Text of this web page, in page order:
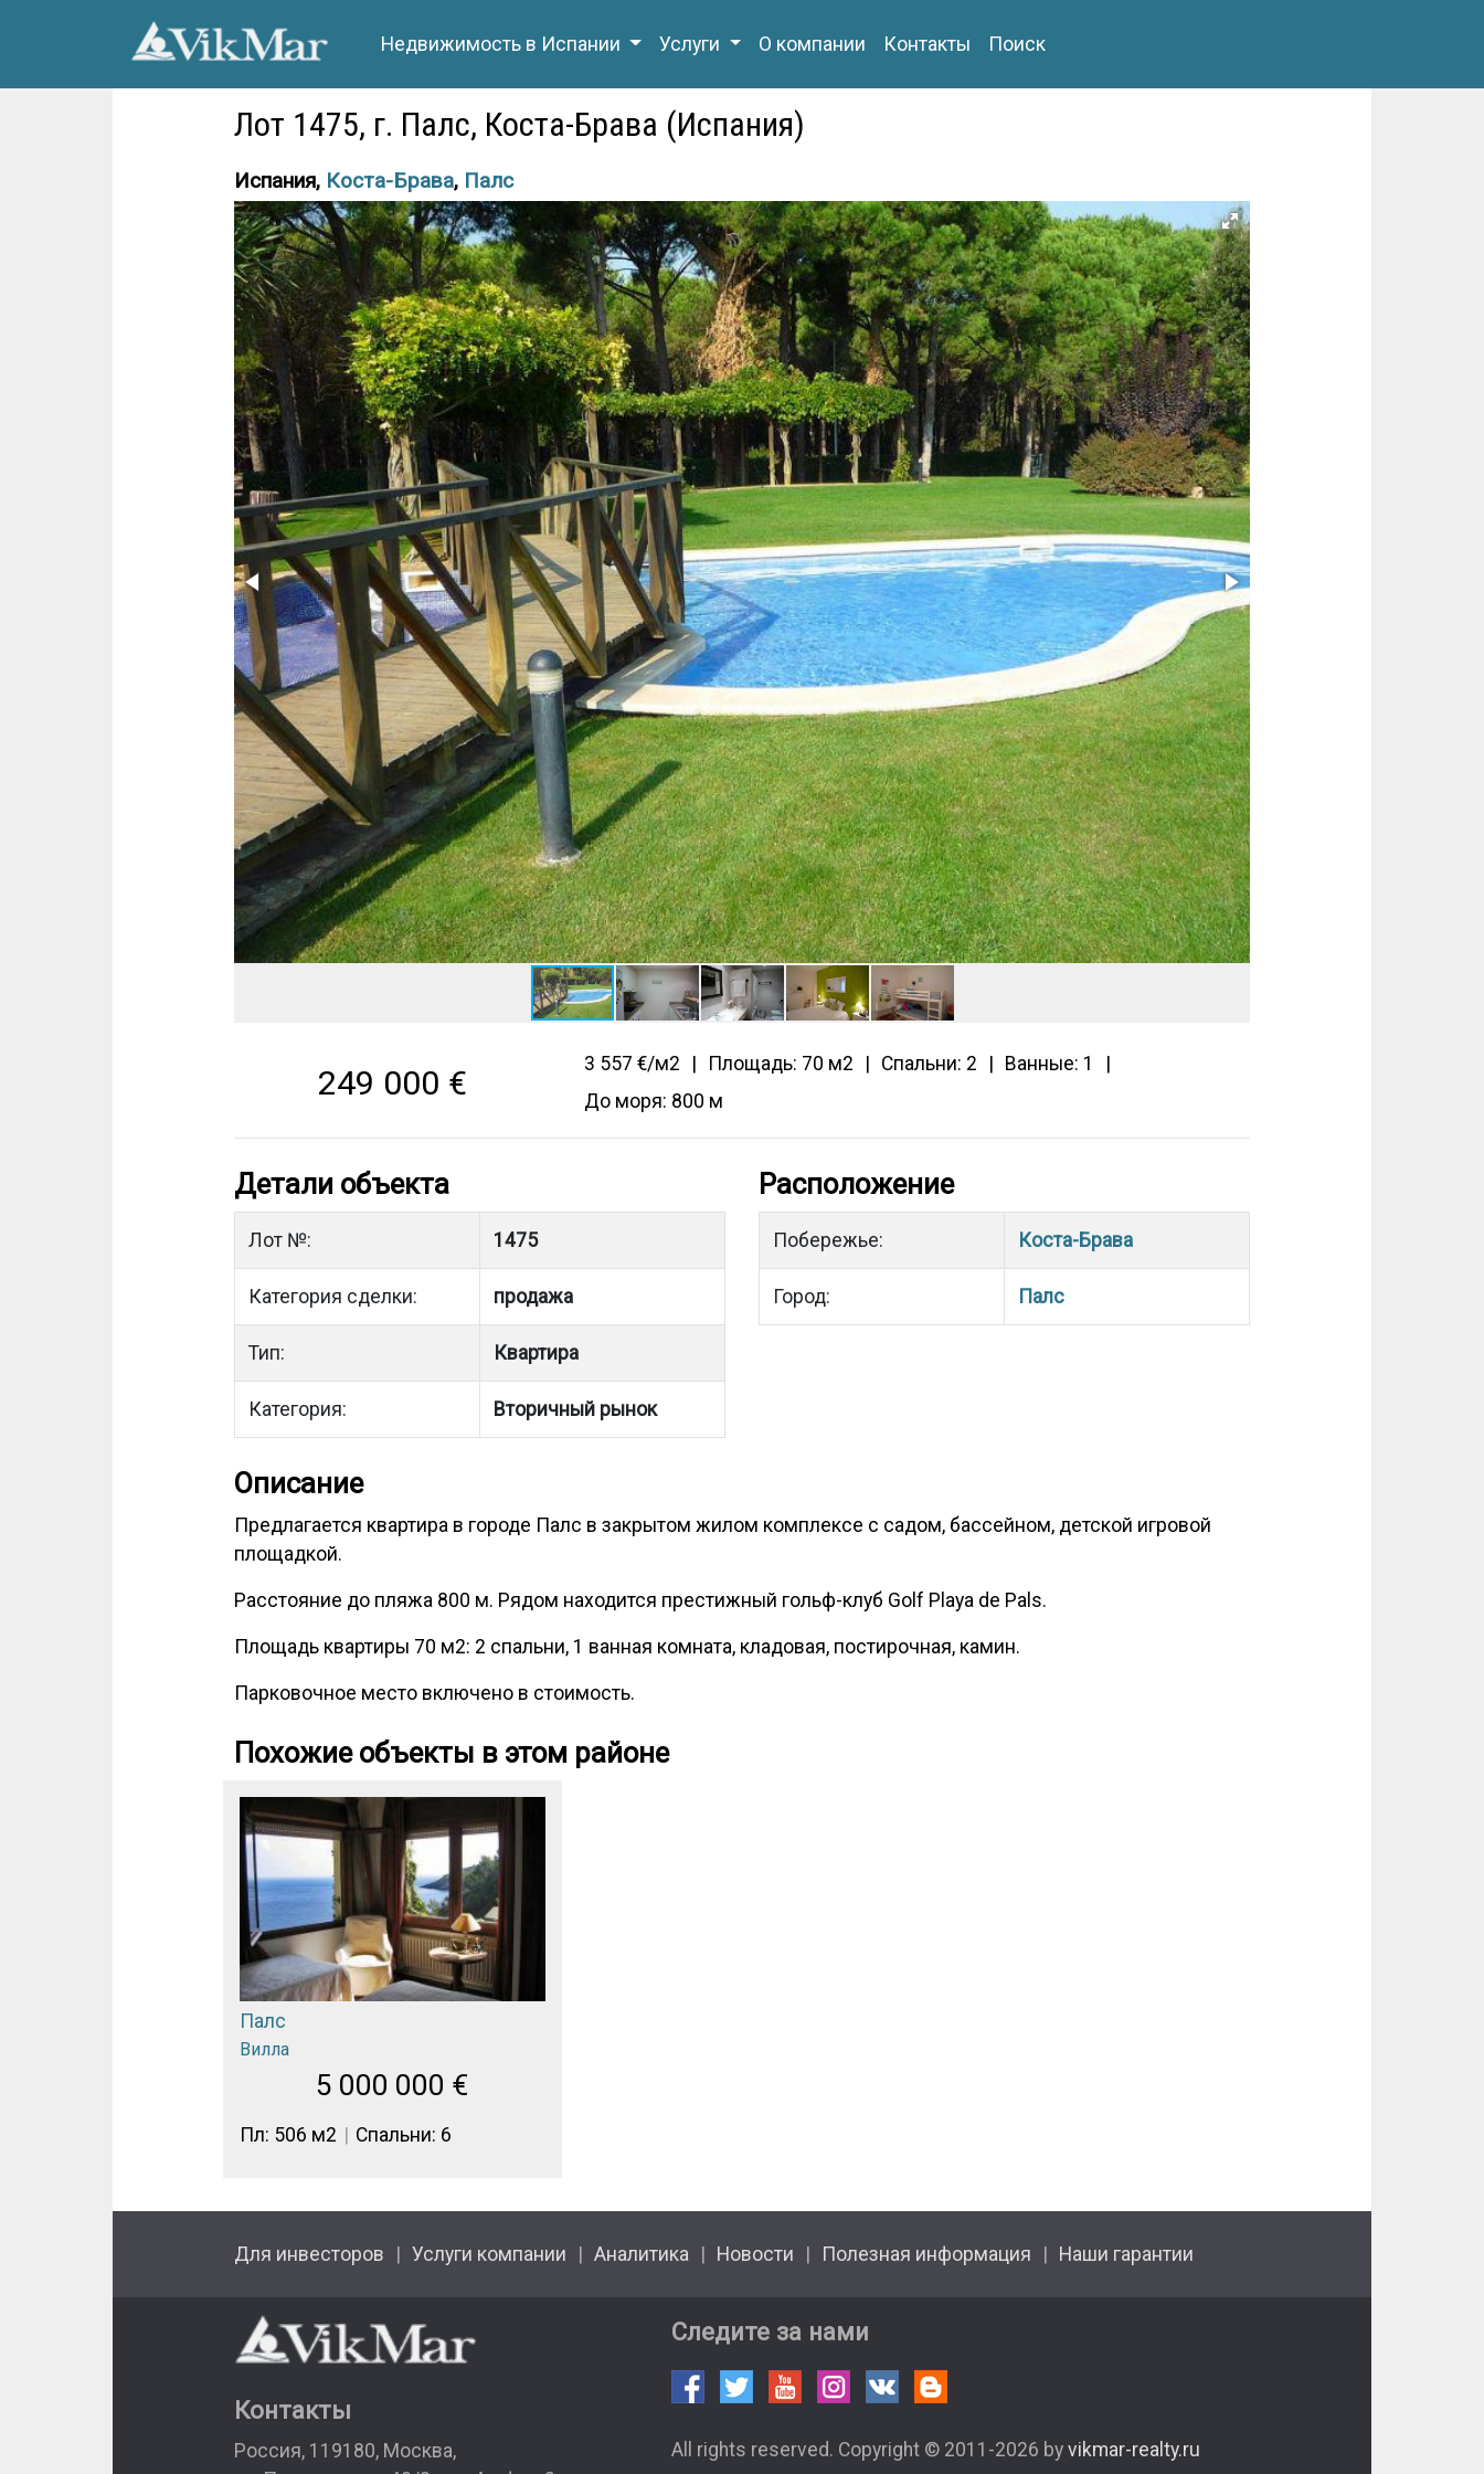
Недвижимость в Испании Услуги О компании Контакты Поиск
Лот 1475, г. Палс, Коста-Брава (Испания)
Испания, Коста-Брава, Палс
249 000 € 3 557 €/м2 Площадь: 70 м2 Спальни: 2
Ванные: 1
До моря: 800 м
Детали объекта
Лот №: 1475
Категория сделки: продажа
Тип: Квартира
Категория: Вторичный рынок
Расположение
Побережье: Коста-Брава
Город: Палс
Описание
Предлагается квартира в городе Палс в закрытом жилом комплексе с садом, бассейном, детской игровой
площадкой.
Расстояние до пляжа 800 м. Рядом находится престижный гольф-клуб Golf Playa de Pals.
Площадь квартиры 70 м2: 2 спальни, 1 ванная комната, кладовая, постирочная, камин.
Парковочное место включено в стоимость.
Похожие объекты в этом районе
Палс
Вилла
5 000 000 €
Пл: 506 м2 Спальни: 6
Для инвесторов Услуги компании Аналитика Новости Полезная информация Наши гарантии
Контакты
Россия, 119180, Москва,
Следите за нами
All rights reserved. Copyright © 2011-2026 by vikmar-realty.ru